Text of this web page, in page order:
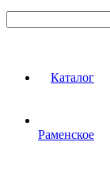
Каталог
Раменское